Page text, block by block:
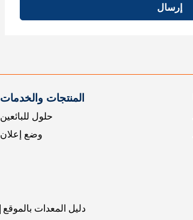
إرسال
المنتجات والخدمات
حلول للبائعين
وضع إعلان
دليل المعدات بالموقع